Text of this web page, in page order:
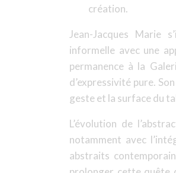
création.
Jean-Jacques Marie
informelle avec une
permanence à la
d’expressivité pure.
geste et la surface du
L’évolution de
notamment avec
abstraits